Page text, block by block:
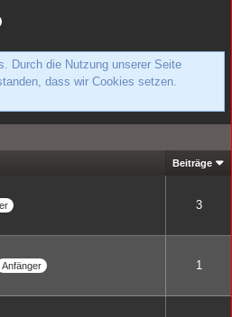
Durch die Nutzung unserer Seite
dass wir Cookies setzen.
Beiträge
3
Anfänger 1